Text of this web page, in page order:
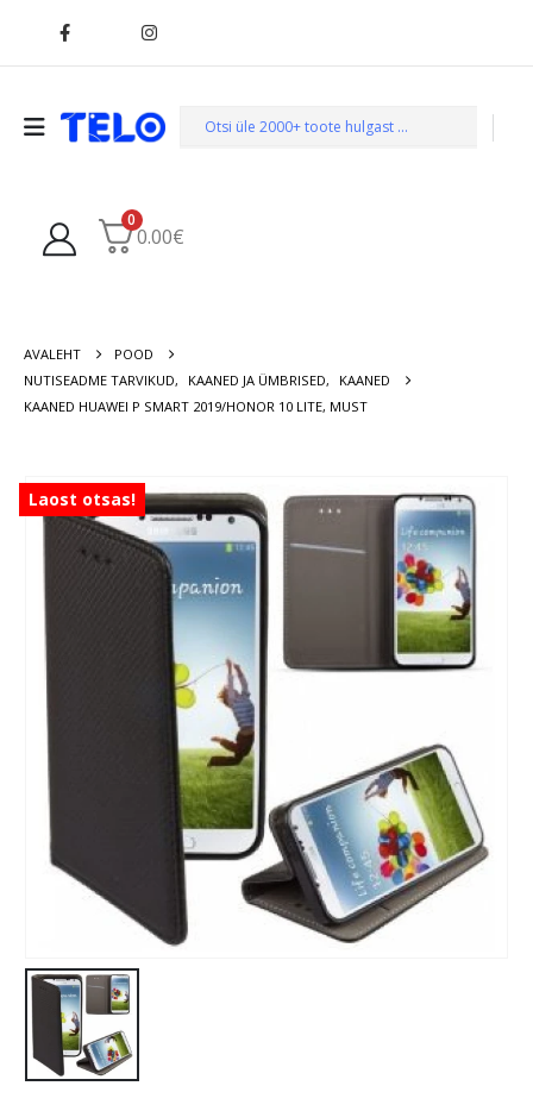
0
0.00€
AVALEHT
POOD
NUTISEADME TARVIKUD, KAANED JA ÜMBRISED,
KAANED
KAANED HUAWEI P SMART 2019/HONOR 10 LITE, MUST
Laost otsas!